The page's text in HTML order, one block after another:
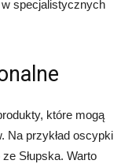
specjalistycznych
które mogą
Na przykład oscypki
Słupska. Warto